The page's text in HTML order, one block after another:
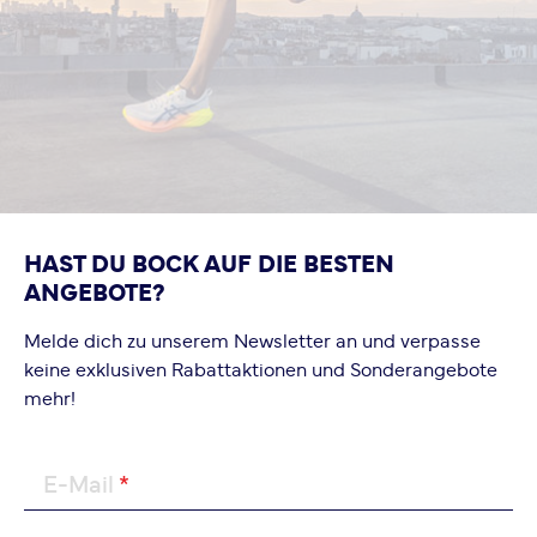
HAST DU BOCK AUF DIE BESTEN
ANGEBOTE?
Melde dich zu unserem Newsletter an und verpasse
keine exklusiven Rabattaktionen und Sonderangebote
mehr!
E-Mail